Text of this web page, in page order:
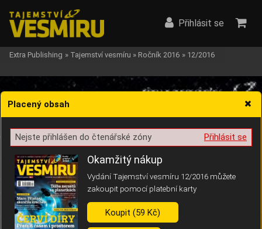
Žádost o souhlas s ukládáním volitelných informací
Pro základní fungování webu nepotřebujeme ukládat žádné informace
(tzv. cookies apod.). Rádi bychom vás ale požádali o souhlas s
Přihlásit se
Extra Publishing » Tajemství vesmíru » Ročník 2016 » 12/2016
Placený obsah
Přihlásit se
Nejste přihlášen do čtenářské zóny
Okamžitý nákup
Vydání Tajemství vesmíru 12/2016 můžete
zakoupit pomocí platební karty
Koupit (59 Kč)